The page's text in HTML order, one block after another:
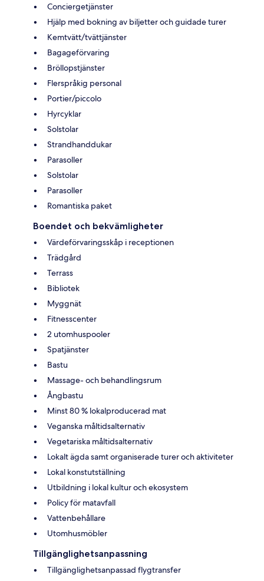
Conciergetjänster
Hjälp med bokning av biljetter och guidade turer
Kemtvätt/tvättjänster
Bagageförvaring
Bröllopstjänster
Flerspråkig personal
Portier/piccolo
Hyrcyklar
Solstolar
Strandhanddukar
Parasoller
Solstolar
Parasoller
Romantiska paket
Boendet och bekvämligheter
Värdeförvaringsskåp i receptionen
Trädgård
Terrass
Bibliotek
Myggnät
Fitnesscenter
2 utomhuspooler
Spatjänster
Bastu
Massage- och behandlingsrum
Ångbastu
Minst 80 % lokalproducerad mat
Veganska måltidsalternativ
Vegetariska måltidsalternativ
Lokalt ägda samt organiserade turer och aktiviteter
Lokal konstutställning
Utbildning i lokal kultur och ekosystem
Policy för matavfall
Vattenbehållare
Utomhusmöbler
Tillgänglighetsanpassning
Tillgänglighetsanpassad flygtransfer